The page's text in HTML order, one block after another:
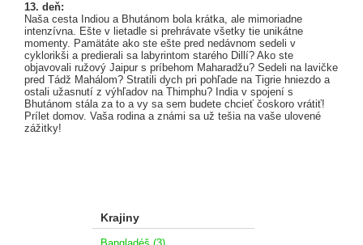
13. deň:
Naša cesta Indiou a Bhutánom bola krátka, ale mimoriadne
intenzívna. Ešte v lietadle si prehrávate všetky tie unikátne
momenty. Pamätáte ako ste ešte pred nedávnom sedeli v
cyklorikši a predierali sa labyrintom starého Dillí? Ako ste
objavovali ružový Jaipur s príbehom Maharadžu? Sedeli na lavičke
pred Tádž Mahálom? Stratili dych pri pohľade na Tigrie hniezdo a
ostali užasnutí z výhľadov na Thimphu? India v spojení s
Bhutánom stála za to a vy sa sem budete chcieť čoskoro vrátiť!
Prílet domov. Vaša rodina a známi sa už tešia na vaše ulovené
zážitky!
Krajiny